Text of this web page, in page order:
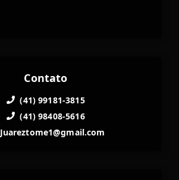
Contato
(41) 99181-3815
(41) 98408-5616
Juareztome1@gmail.com